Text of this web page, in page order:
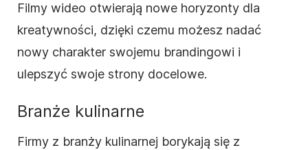
Filmy wideo otwierają nowe horyzonty dla
kreatywności, dzięki czemu możesz nadać
nowy charakter swojemu brandingowi i
ulepszyć swoje strony docelowe.
Branże kulinarne
Firmy z branży kulinarnej borykają się z